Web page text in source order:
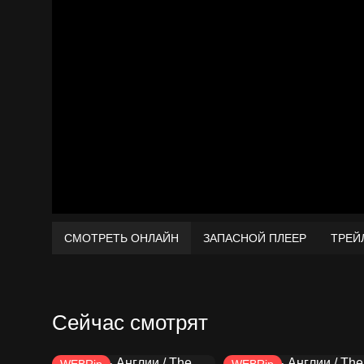
СМОТРЕТЬ ОНЛАЙН ЗАПАСНОЙ ПЛЕЕР
Сейчас смотрят